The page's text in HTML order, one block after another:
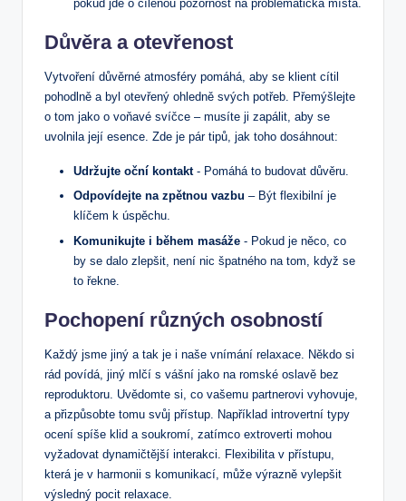
pokud jde o ‌cílenou pozornost ⁢na problematická místa.
Důvěra a otevřenost
Vytvoření důvěrné atmosféry pomáhá, aby se klient cítil
pohodlně a byl otevřený ohledně‌ svých ‌potřeb.⁤ Přemýšlejte
o ⁢tom‌ jako‌ o voňavé ⁣svíčce –⁢ musíte ji zapálit,‌ aby se
uvolnila její esence. ‍Zde je pár ​tipů, jak toho dosáhnout:
Udržujte oční‍ kontakt​- Pomáhá to budovat důvěru.
Odpovídejte na zpětnou vazbu – Být flexibilní je‌
klíčem k úspěchu.
Komunikujte ⁢i během masáže ‍- Pokud je něco, co
by se dalo⁣ zlepšit, není nic⁢ špatného na tom, když se
to řekne.
Pochopení různých osobností
Každý jsme jiný a ⁢tak je i naše vnímání⁣ relaxace. Někdo si
rád povídá, jiný mlčí s⁤ vášní jako na ⁣romské ⁢oslavě bez
reproduktoru. Uvědomte si, co vašemu partnerovi vyhovuje,
a přizpůsobte ‍tomu svůj přístup. Například introvertní typy
ocení spíše klid a ⁤soukromí, zatímco extroverti mohou⁤
vyžadovat dynamičtější‍ interakci. Flexibilita v přístupu,
která je⁣ v harmonii s komunikací, může výrazně vylepšit
výsledný pocit relaxace.